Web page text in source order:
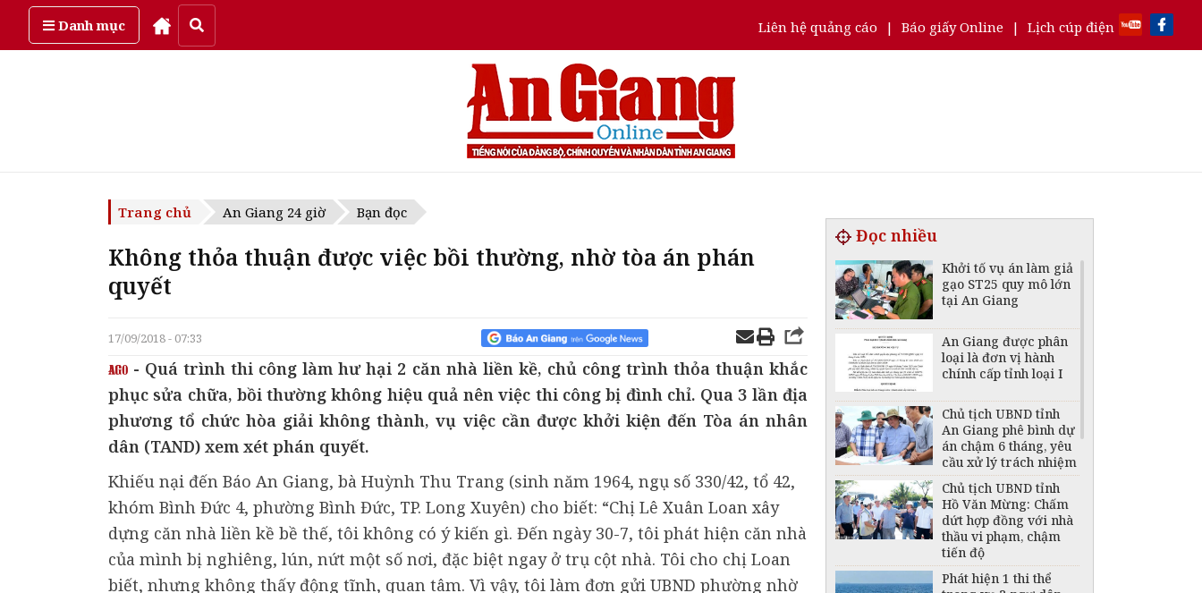
Danh mục Liên hệ quảng cáo | Báo giấy Online | Lịch cúp điện
Thứ bảy, ngày 8/08/2026
Trang chủ An Giang 24 giờ Bạn đọc
Không thỏa thuận được việc bồi thường, nhờ tòa án phán
quyết
17/09/2018 - 07:33
- Quá trình thi công làm hư hại 2 căn nhà liền kề, chủ công trình thỏa thuận khắc
phục sửa chữa, bồi thường không hiệu quả nên việc thi công bị đình chỉ. Qua 3 lần địa
phương tổ chức hòa giải không thành, vụ việc cần được khởi kiện đến Tòa án nhân
dân (TAND) xem xét phán quyết.
Khiếu nại đến Báo An Giang, bà Huỳnh Thu Trang (sinh năm 1964, ngụ số 330/42, tổ 42,
khóm Bình Đức 4, phường Bình Đức, TP. Long Xuyên) cho biết: “Chị Lê Xuân Loan xây
dựng căn nhà liền kề bề thế, tôi không có ý kiến gì. Đến ngày 30-7, tôi phát hiện căn nhà
của mình bị nghiêng, lún, nứt một số nơi, đặc biệt ngay ở trụ cột nhà. Tôi cho chị Loan
biết, nhưng không thấy động tĩnh, quan tâm. Vì vậy, tôi làm đơn gửi UBND phường nhờ
Đọc nhiều
Khởi tố vụ án làm giả
gạo ST25 quy mô lớn
tại An Giang
An Giang được phân
loại là đơn vị hành
chính cấp tỉnh loại I
Chủ tịch UBND tỉnh
An Giang phê bình dự
án chậm 6 tháng, yêu
cầu xử lý trách nhiệm
Chủ tịch UBND tỉnh
Hồ Văn Mừng: Chấm
dứt hợp đồng với nhà
thầu vi phạm, chậm
tiến độ
Phát hiện 1 thi thể